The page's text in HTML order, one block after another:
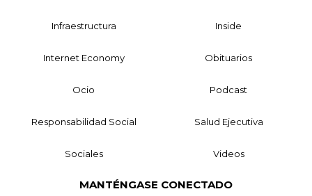
Infraestructura Inside
Internet Economy Obituarios
Ocio Podcast
Responsabilidad Social Salud Ejecutiva
Sociales Videos
MANTÉNGASE CONECTADO